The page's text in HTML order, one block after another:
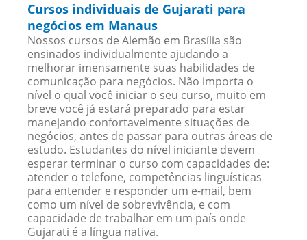
Cursos individuais de Gujarati para
negócios em Manaus
Nossos cursos de Alemão em Brasília são
ensinados individualmente ajudando a
melhorar imensamente suas habilidades de
comunicação para negócios. Não importa o
nível o qual você iniciar o seu curso, muito em
breve você já estará preparado para estar
manejando confortavelmente situações de
negócios, antes de passar para outras áreas de
estudo. Estudantes do nível iniciante devem
esperar terminar o curso com capacidades de:
atender o telefone, competências linguísticas
para entender e responder um e-mail, bem
como um nível de sobrevivência, e com
capacidade de trabalhar em um país onde
Gujarati é a língua nativa.